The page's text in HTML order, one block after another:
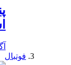
فوتبال